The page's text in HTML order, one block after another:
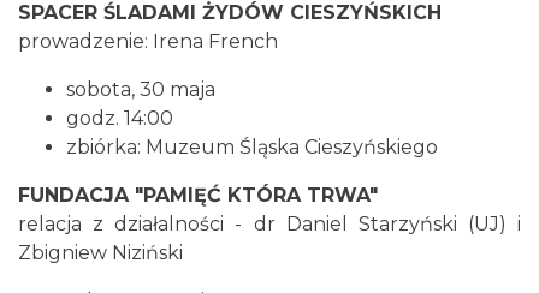
Cieszyn
SPACER ŚLADAMI ŻYDÓW CIESZYŃSKICH
prowadzenie: Irena French
sobota, 30 maja
godz. 14:00
zbiórka: Muzeum Śląska Cieszyńskiego
FUNDACJA "PAMIĘĆ KTÓRA TRWA"
relacja z działalności - dr Daniel Starzyński (UJ) i
Zbigniew Niziński